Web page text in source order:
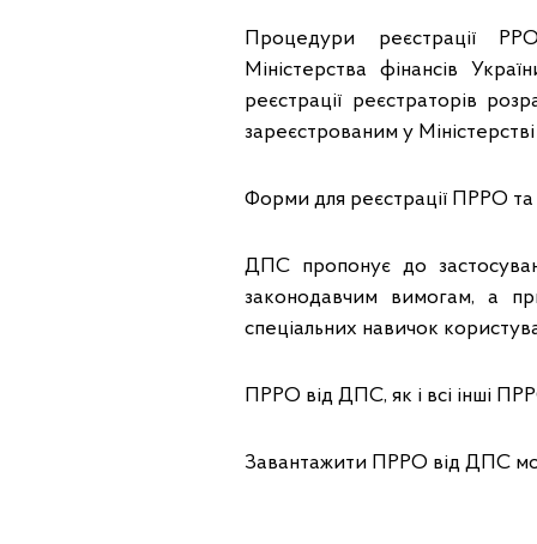
Процедури реєстрації
Міністерства фінансів
реєстрації реєстраторів
зареєстрованим у
Форми для реєстрації ПРРО та
ДПС пропонує до
законодавчим вимогам, а
спеціальних навичок
ПРРО від ДПС, як і всі інші
Завантажити ПРРО від ДПС